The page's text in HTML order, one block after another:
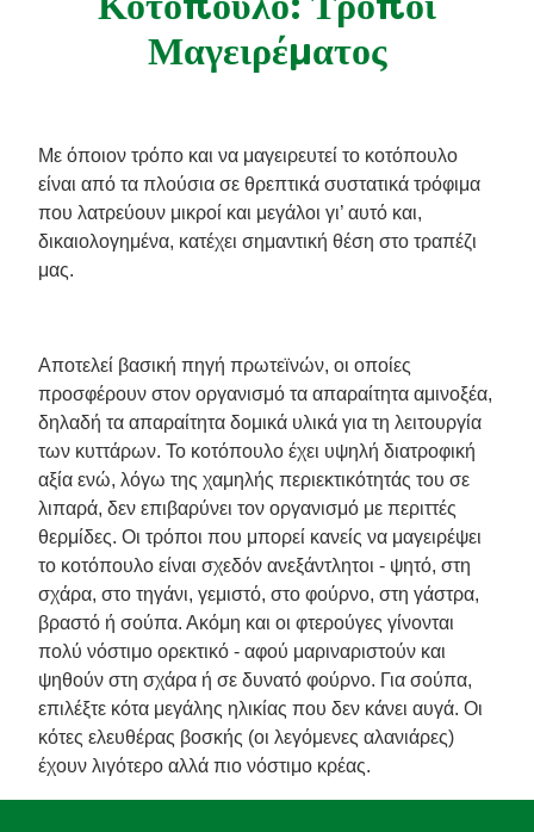
Συνταγές από την Μαργαρίτα Νικολαΐδη
Κοτόπουλο: Τρόποι
Μαγειρέματος
Με όποιον τρόπο και να μαγειρευτεί το κοτόπουλο
είναι από τα πλούσια σε θρεπτικά συστατικά τρόφιμα
που λατρεύουν μικροί και μεγάλοι γι’ αυτό και,
δικαιολογημένα, κατέχει σημαντική θέση στο τραπέζι
μας.
Αποτελεί βασική πηγή πρωτεϊνών, οι οποίες
προσφέρουν στον οργανισμό τα απαραίτητα αμινοξέα,
δηλαδή τα απαραίτητα δομικά υλικά για τη λειτουργία
των κυττάρων. Το κοτόπουλο έχει υψηλή διατροφική
αξία ενώ, λόγω της χαμηλής περιεκτικότητάς του σε
λιπαρά, δεν επιβαρύνει τον οργανισμό με περιττές
θερμίδες. Οι τρόποι που μπορεί κανείς να μαγειρέψει
το κοτόπουλο είναι σχεδόν ανεξάντλητοι - ψητό, στη
σχάρα, στο τηγάνι, γεμιστό, στο φούρνο, στη γάστρα,
βραστό ή σούπα. Ακόμη και οι φτερούγες γίνονται
πολύ νόστιμο ορεκτικό - αφού μαριναριστούν και
ψηθούν στη σχάρα ή σε δυνατό φούρνο. Για σούπα,
επιλέξτε κότα μεγάλης ηλικίας που δεν κάνει αυγά. Οι
κότες ελευθέρας βοσκής (οι λεγόμενες αλανιάρες)
έχουν λιγότερο αλλά πιο νόστιμο κρέας.